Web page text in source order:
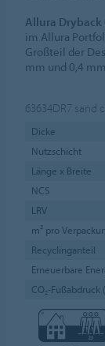
Allura Dryback
im Allura
Großteil der
mm und 0,4
63634DR7 sand
Dicke
Nutzschicht
Länge x Breite
NCS
LRV
m² pro
Recyclinganteil
Erneuerbare
CO₂-Fußabdruck